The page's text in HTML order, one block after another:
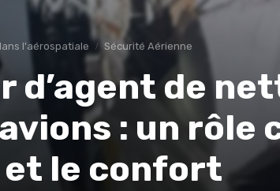
l'aérospatiale Sécurité Aérienne
d’agent de
: un rôle
le confort